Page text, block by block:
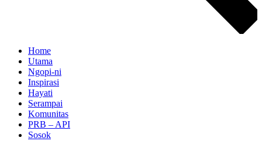
Home
Utama
Ngopi-ni
Inspirasi
Hayati
Serampai
Komunitas
PRB – API
Sosok